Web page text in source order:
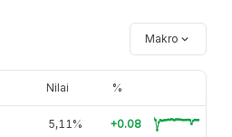
Makro
Nilai %
5,11% +0.08